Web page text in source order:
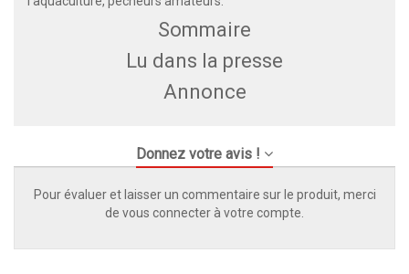
Sommaire
Lu dans la presse
Annonce
Donnez votre avis !
Pour évaluer et laisser un commentaire sur le produit, merci
de vous connecter à votre compte.